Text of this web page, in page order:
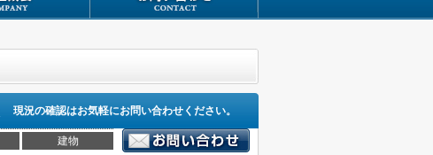
現況の確認はお気軽にお問い合わせください。
建物